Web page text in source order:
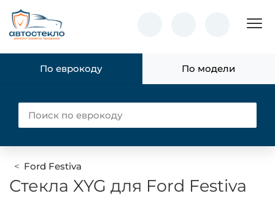
По еврокоду По модели
Ford Festiva
Стекла XYG для Ford Festiva